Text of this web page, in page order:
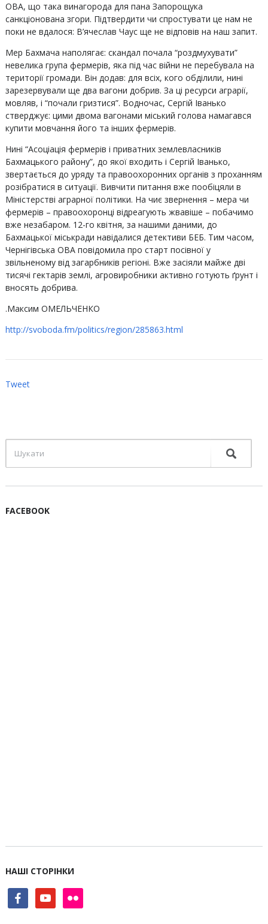
ОВА, що така винагорода для пана Запорощука
санкціонована згори. Підтвердити чи спростувати це нам не
поки не вдалося: В’ячеслав Чаус ще не відповів на наш запит.
Мер Бахмача наполягає: скандал почала “роздмухувати”
невелика група фермерів, яка під час війни не перебувала на
території громади. Він додав: для всіх, кого обділили, нині
зарезервували ще два вагони добрив. За ці ресурси аграрії,
мовляв, і “почали гризтися”. Водночас, Сергій Іванько
стверджує: цими двома вагонами міський голова намагався
купити мовчання його та інших фермерів.
Нині “Асоціація фермерів і приватних землевласників
Бахмацького району”, до якої входить і Сергій Іванько,
звертається до уряду та правоохоронних органів з проханням
розібратися в ситуації. Вивчити питання вже пообіцяли в
Міністерстві аграрної політики. На чиє звернення – мера чи
фермерів – правоохоронці відреагують жвавіше – побачимо
вже незабаром. 12-го квітня, за нашими даними, до
Бахмацької міськради навідалися детективи БЕБ. Тим часом,
Чернігівська ОВА повідомила про старт посівної у
звільненому від загарбників регіоні. Вже засіяли майже дві
тисячі гектарів землі, агровиробники активно готують ґрунт і
вносять добрива.
.Максим ОМЕЛЬЧЕНКО
http://svoboda.fm/politics/region/285863.html
Tweet
FACEBOOK
НАШІ СТОРІНКИ
facebookyoutube flickr